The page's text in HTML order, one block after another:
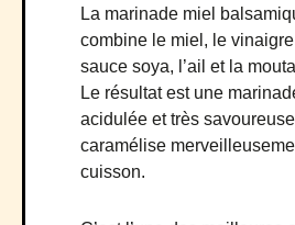
La marinade miel
combine le miel, le
sauce soya, l’ail et la
Le résultat est une
acidulée et très
caramélise
cuisson.